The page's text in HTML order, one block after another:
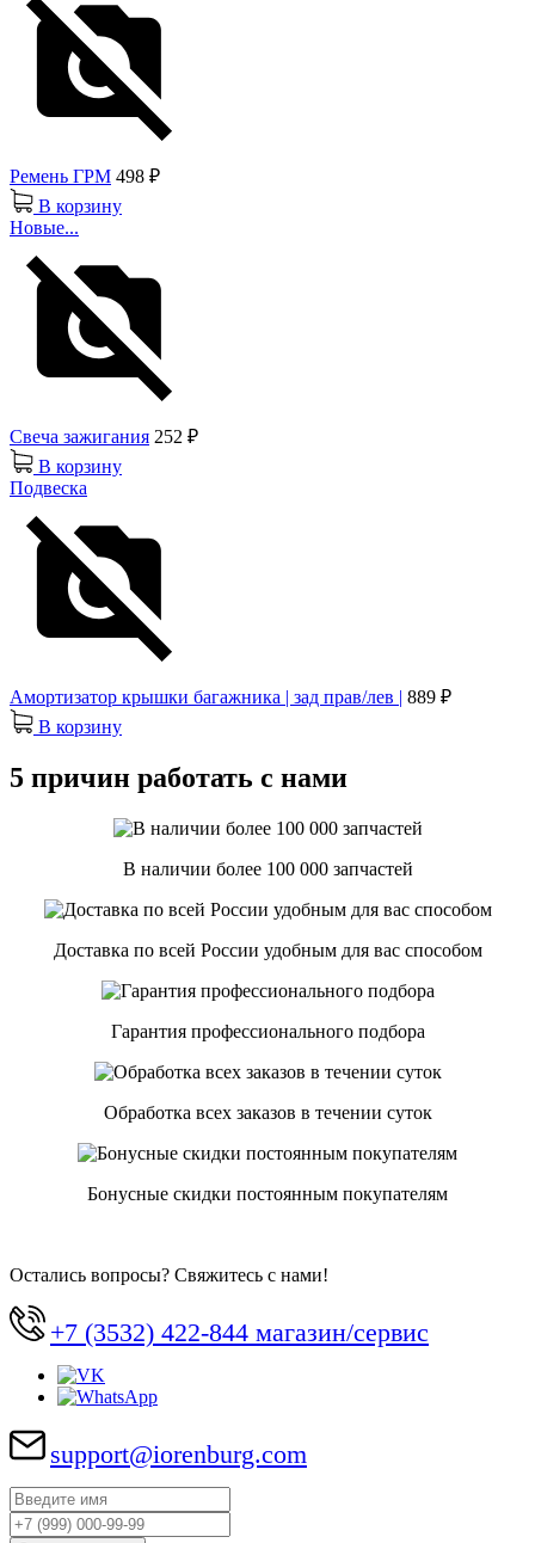
Ремень ГРМ 498 ₽
В корзину
Новые...
Свеча зажигания 252 ₽
В корзину
Подвеска
Амортизатор крышки багажника | зад прав/лев | 889 ₽
В корзину
5 причин работать с нами
В наличии более 100 000 запчастей
Доставка по всей России удобным для вас способом
Гарантия профессионального подбора
Обработка всех заказов в течении суток
Бонусные скидки постоянным покупателям
Остались вопросы? Свяжитесь с нами!
+7 (3532) 422-844 магазин/сервис
support@iorenburg.com